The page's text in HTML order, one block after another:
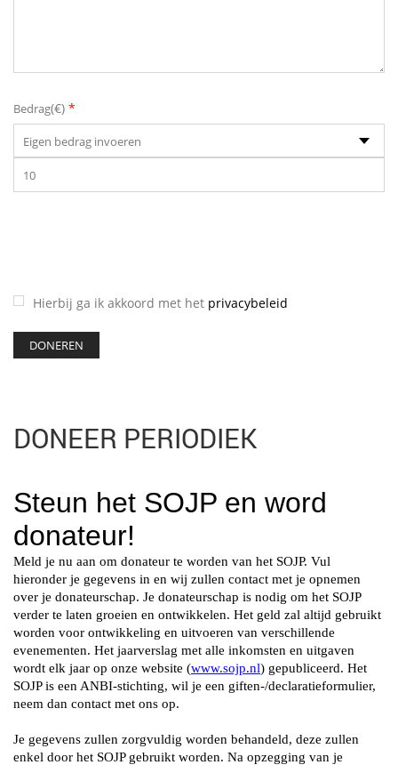
Bedrag(€) *
Hierbij ga ik akkoord met het privacybeleid
DONEER PERIODIEK